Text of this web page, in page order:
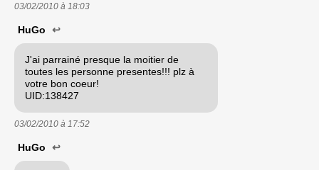
03/02/2010 à 18:03
HuGo ↩
J'ai parrainé presque la moitier de
toutes les personne presentes!!! plz à
votre bon coeur!
UID:138427
03/02/2010 à 17:52
HuGo ↩